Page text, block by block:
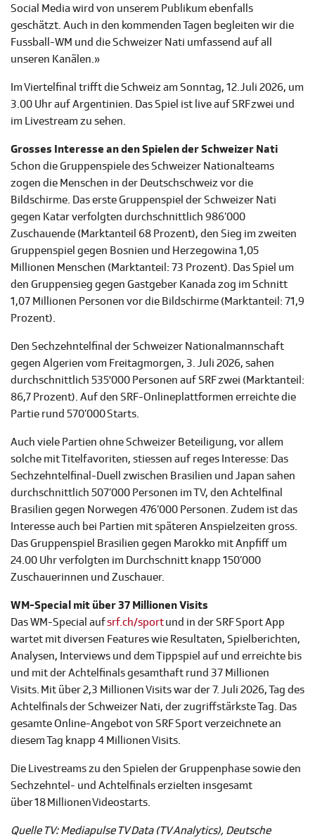
Social Media wird von unserem Publikum ebenfalls
geschätzt. Auch in den kommenden Tagen begleiten wir die
Fussball-WM und die Schweizer Nati umfassend auf all
unseren Kanälen.»
Im Viertelfinal trifft die Schweiz am Sonntag, 12. Juli 2026, um
3.00 Uhr auf Argentinien. Das Spiel ist live auf SRF zwei und
im Livestream zu sehen.
Grosses Interesse an den Spielen der Schweizer Nati
Schon die Gruppenspiele des Schweizer Nationalteams
zogen die Menschen in der Deutschschweiz vor die
Bildschirme. Das erste Gruppenspiel der Schweizer Nati
gegen Katar verfolgten durchschnittlich 986’000
Zuschauende (Marktanteil 68 Prozent), den Sieg im zweiten
Gruppenspiel gegen Bosnien und Herzegowina 1,05
Millionen Menschen (Marktanteil: 73 Prozent). Das Spiel um
den Gruppensieg gegen Gastgeber Kanada zog im Schnitt
1,07 Millionen Personen vor die Bildschirme (Marktanteil: 71,9
Prozent).
Den Sechzehntelfinal der Schweizer Nationalmannschaft
gegen Algerien vom Freitagmorgen, 3. Juli 2026, sahen
durchschnittlich 535'000 Personen auf SRF zwei (Marktanteil:
86,7 Prozent). Auf den SRF-Onlineplattformen erreichte die
Partie rund 570’000 Starts.
Auch viele Partien ohne Schweizer Beteiligung, vor allem
solche mit Titelfavoriten, stiessen auf reges Interesse: Das
Sechzehntelfinal-Duell zwischen Brasilien und Japan sahen
durchschnittlich 507’000 Personen im TV, den Achtelfinal
Brasilien gegen Norwegen 476’000 Personen. Zudem ist das
Interesse auch bei Partien mit späteren Anspielzeiten gross.
Das Gruppenspiel Brasilien gegen Marokko mit Anpfiff um
24.00 Uhr verfolgten im Durchschnitt knapp 150’000
Zuschauerinnen und Zuschauer.
WM-Special mit über 37 Millionen Visits
Das WM-Special aufsrf.ch/sportund in der SRF Sport App
wartet mit diversen Features wie Resultaten, Spielberichten,
Analysen, Interviews und dem Tippspiel auf und erreichte bis
und mit der Achtelfinals gesamthaft rund 37 Millionen
Visits. Mit über 2,3 Millionen Visits war der 7. Juli 2026, Tag des
Achtelfinals der Schweizer Nati, der zugriffstärkste Tag. Das
gesamte Online-Angebot von SRF Sport verzeichnete an
diesem Tag knapp 4 Millionen Visits.
Die Livestreams zu den Spielen der Gruppenphase sowie den
Sechzehntel- und Achtelfinals erzielten insgesamt
über 18 Millionen Videostarts.
Quelle TV: Mediapulse TV Data (TV Analytics), Deutsche